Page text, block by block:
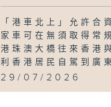
「港車北上」允許合
家車可在無須取得常
港珠澳大橋往來香港
利香港居民自駕到廣
29/07/2026